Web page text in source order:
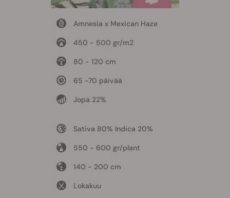
Amnesia x Mexican Haze
450 - 500 gr/m2
80 - 120 cm
65 -70 päivää
Jopa 22%
Sativa 80% Indica 20%
550 - 600 gr/plant
140 - 200 cm
Lokakuu